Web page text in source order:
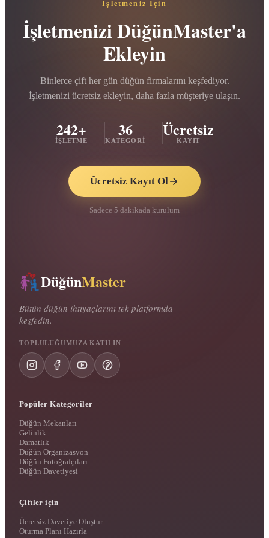
İşletmeniz İçin
İşletmenizi DüğünMaster'a
Ekleyin
Binlerce çift her gün düğün firmalarını keşfediyor.
İşletmenizi ücretsiz ekleyin, daha fazla müşteriye ulaşın.
242+
İŞLETME
36
KATEGORI
Ücretsiz
KAYIT
Ücretsiz Kayıt Ol
Sadece 5 dakikada kurulum
DüğünMaster
Bütün düğün ihtiyaçlarını tek platformda
keşfedin.
TOPLULUĞUMUZA KATILIN
Popüler Kategoriler
Düğün Mekanları
Gelinlik
Damatlık
Düğün Organizasyon
Düğün Fotoğrafçıları
Düğün Davetiyesi
Çiftler için
Ücretsiz Davetiye Oluştur
Oturma Planı Hazırla